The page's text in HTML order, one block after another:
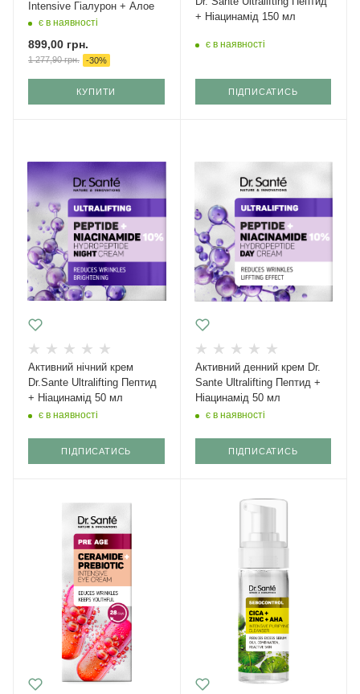
Intensive Гіалурон + Алое
є в наявності
899,00 грн.
1 277,90грн. -30%
КУПИТИ
+ Ніацинамід 150 мл
є в наявності
ПІДПИСАТИСЬ
Активний нічний крем
Dr.Sante Ultralifting Пептид
+ Ніацинамід 50 мл
є в наявності
ПІДПИСАТИСЬ
Активний денний крем Dr.
Sante Ultralifting Пептид +
Ніацинамід 50 мл
є в наявності
ПІДПИСАТИСЬ